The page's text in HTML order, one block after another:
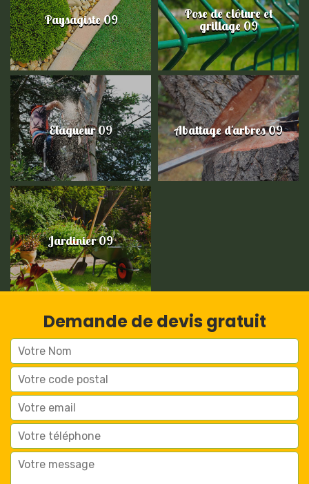
Paysagiste 09 Pose de clôture et
grillage 09
Elagueur 09 Abattage d'arbres 09
Jardinier 09
Demande de devis gratuit